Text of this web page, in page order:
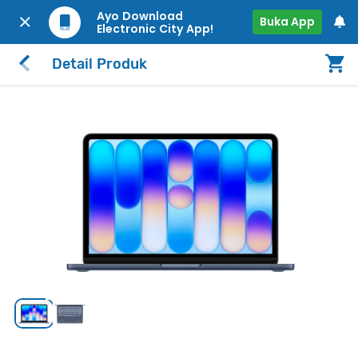
Ayo Download
Electronic City App!
Buka App
Detail Produk